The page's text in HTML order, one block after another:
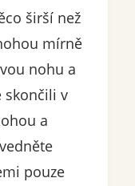
širší než
mírně
nohu a
skončili v
a
pouze